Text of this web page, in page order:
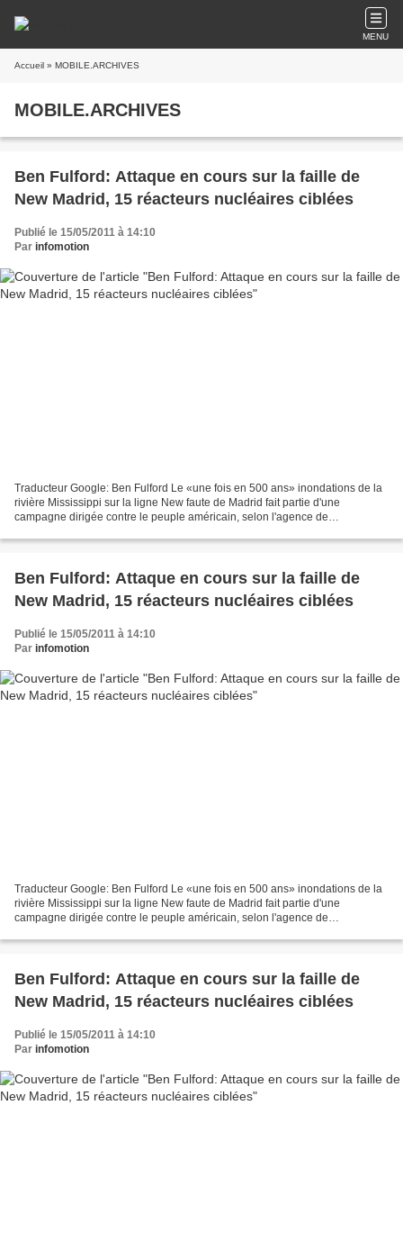
MENU
Accueil » MOBILE.ARCHIVES
MOBILE.ARCHIVES
Ben Fulford: Attaque en cours sur la faille de
New Madrid, 15 réacteurs nucléaires ciblées
Publié le 15/05/2011 à 14:10
Par infomotion
Traducteur Google: Ben Fulford Le «une fois en 500 ans» inondations de la
rivière Mississippi sur la ligne New faute de Madrid fait partie d'une
campagne dirigée contre le peuple américain, selon l'agence de
Ben Fulford: Attaque en cours sur la faille de
New Madrid, 15 réacteurs nucléaires ciblées
Publié le 15/05/2011 à 14:10
Par infomotion
Traducteur Google: Ben Fulford Le «une fois en 500 ans» inondations de la
rivière Mississippi sur la ligne New faute de Madrid fait partie d'une
campagne dirigée contre le peuple américain, selon l'agence de
Ben Fulford: Attaque en cours sur la faille de
New Madrid, 15 réacteurs nucléaires ciblées
Publié le 15/05/2011 à 14:10
Par infomotion